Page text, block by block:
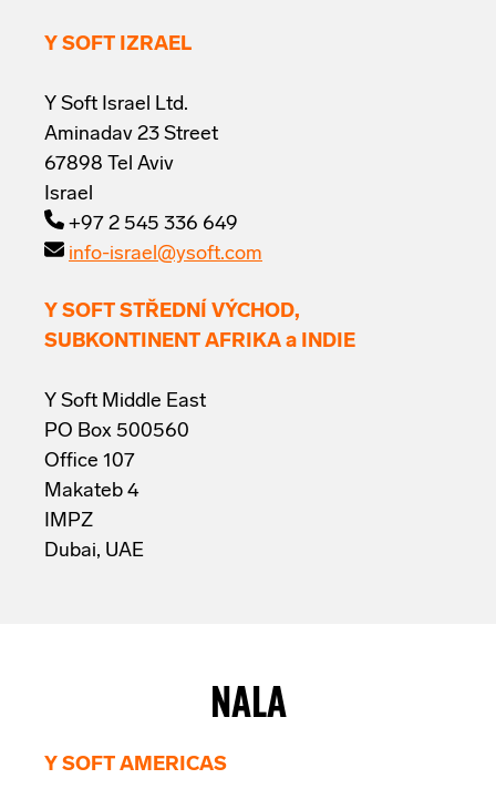
Y SOFT IZRAEL
Y Soft Israel Ltd.
Aminadav 23 Street
67898 Tel Aviv
Israel
+97 2 545 336 649
info-israel@ysoft.com
Y SOFT STŘEDNÍ VÝCHOD,
SUBKONTINENT AFRIKA a INDIE
Y Soft Middle East
PO Box 500560
Office 107
Makateb 4
IMPZ
Dubai, UAE
NALA
Y SOFT AMERICAS